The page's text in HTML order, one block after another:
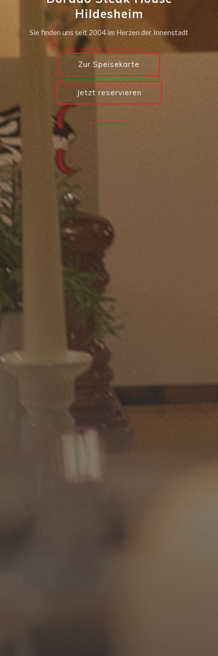
Bestes Fleisch von Freiland-
Rindern
Hildesheim
Sie finden uns seit 2004 im Herzen der Innenstadt
Zur Speisekarte
Jetzt reservieren
Bestes Fleisch von Freiland-
Rindern
Hildesheim
Sie finden uns seit 2004 im Herzen der Innenstadt
Zur Speisekarte
Jetzt reservieren